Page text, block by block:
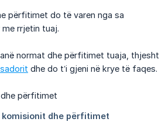
përfitimet do të varen nga sa
rrjetin tuaj.
normat dhe përfitimet tuaja, thjesht
dhe do t’i gjeni në krye të faqes.